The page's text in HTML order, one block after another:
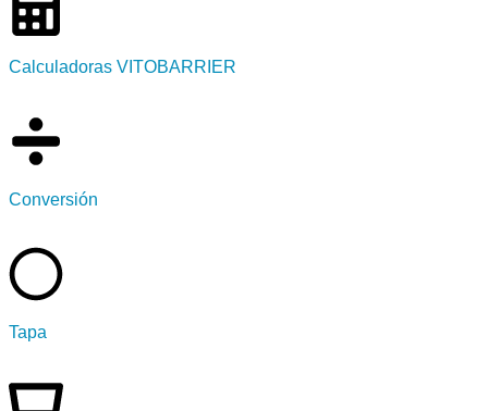
Calculadoras VITOBARRIER
Conversión
Tapa